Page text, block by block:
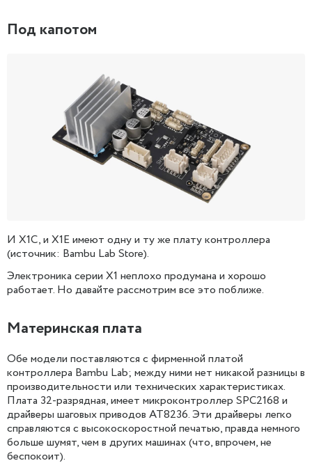
Под капотом
И X1C, и X1E имеют одну и ту же плату контроллера
(источник: Bambu Lab Store).
Электроника серии X1 неплохо продумана и хорошо
работает. Но давайте рассмотрим все это поближе.
Материнская плата
Обе модели поставляются с фирменной платой
контроллера Bambu Lab; между ними нет никакой разницы в
производительности или технических характеристиках.
Плата 32-разрядная, имеет микроконтроллер SPC2168 и
драйверы шаговых приводов AT8236. Эти драйверы легко
справляются с высокоскоростной печатью, правда немного
больше шумят, чем в других машинах (что, впрочем, не
беспокоит).